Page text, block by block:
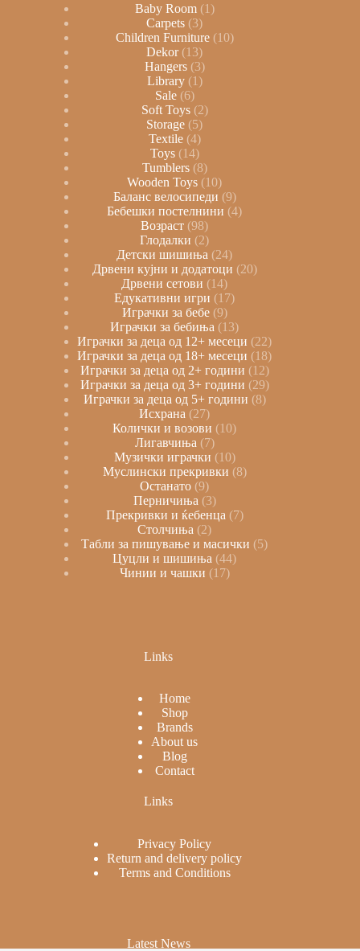
Baby Room 1
Carpets 3
Children Furniture 10
Dekor
13
Hangers 3
Library 1
Sale 6
Soft Toys 2
Storage 5
Textile 4
Toys 14
Tumblers 8
Wooden Toys
10
Баланс велосипеди 9
Бебешки постелнини 4
Возраст 98
Глодалки
2
Детски шишиња
24
Дрвени кујни и додатоци 20
Дрвени сетови
14
Едукативни игри
17
Играчки за бебе 9
Играчки за бебиња
13
Играчки за деца од 12+ месеци
22
Играчки за деца од 18+ месеци
18
Играчки за деца од 2+ години 12
Играчки за деца од 3+ години 29
Играчки за деца од 5+ години 8
Исхрана
27
Колички и возови
10
Лигавчиња 7
Музички играчки 10
Муслински прекривки 8
Останато 9
Перничиња 3
Прекривки и ќебенца 7
Столчиња
2
Табли за пишување и масички
5
Цуцли и шишиња 44
Чинии и чашки 17
Links
Home
Shop
Brands
About us
Blog
Contact
Links
Privacy Policy
Return and delivery policy
Terms and Conditions
Latest News